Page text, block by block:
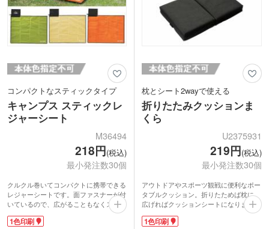
コンパクトなスティックタイプ
キャンプス スティックレ
ジャーシート
M36494
218円(税込)
最小発注数30個
クルクル巻いてコンパクトに携帯できる
レジャーシートです。面ファスナーが付
いているので、広がることもなくスリム
に収納！リュックやカバンに差し込んで
持ち歩けます。カラビナなどに吊り下げ
1色印刷
枕とシート2wayで使える
折りたたみクッションま
くら
U2375931
219円(税込)
最小発注数30個
アウトドアやスポーツ観戦に便利なポー
タブルクッション。折りたためば枕に、
広げればクッションシートになります。
厚みのあるウレタンでクッション性バツ
グン。避難時の備えとして防災グッズに
1色印刷